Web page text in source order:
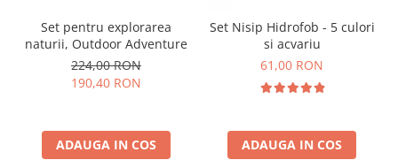
Set pentru explorarea
naturii, Outdoor Adventure
224,00 RON
190,40 RON
ADAUGA IN COS
Set Nisip Hidrofob - 5 culori
si acvariu
61,00 RON
ADAUGA IN COS